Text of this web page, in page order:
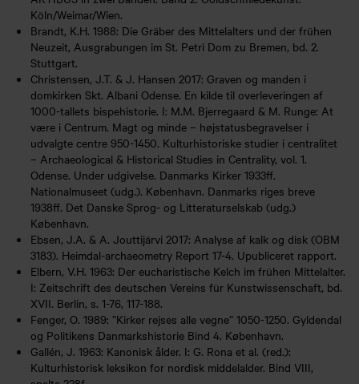
Köln/Weimar/Wien.
Brandt, K.H. 1988: Die Gräber des Mittelalters und der frühen
Neuzeit, Ausgrabungen im St. Petri Dom zu Bremen, bd. 2.
Stuttgart.
Christensen, J.T. & J. Hansen 2017: Graven og manden i
domkirken Skt. Albani Odense. En kilde til overleveringen af
1000-tallets bispehistorie. I: M.M. Bjerregaard & M. Runge: At
være i Centrum. Magt og minde – højstatusbegravelser i
udvalgte centre 950-1450. Kulturhistoriske studier i centralitet
– Archaeological & Historical Studies in Centrality, vol. 1.
Odense. Under udgivelse. Danmarks Kirker 1933ff.
Nationalmuseet (udg.). København. Danmarks riges breve
1938ff. Det Danske Sprog- og Litteraturselskab (udg.)
København.
Ebsen, J.A. & A. Jouttijärvi 2017: Analyse af kalk og disk (OBM
3183). Heimdal-archaeometry Report 17-4. Upubliceret rapport.
Elbern, V.H. 1963: Der eucharistische Kelch im frühen Mittelalter.
I: Zeitschrift des deutschen Vereins für Kunstwissenschaft, bd.
XVII. Berlin, s. 1-76, 117-188.
Fenger, O. 1989: ”Kirker rejses alle vegne” 1050-1250. Gyldendal
og Politikens Danmarkshistorie Bind 4. København.
Gallén, J. 1963: Kanonisk ålder. I: G. Rona et al. (red.):
Kulturhistorisk leksikon for nordisk middelalder. Bind VIII,